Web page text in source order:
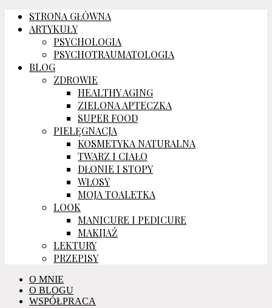
STRONA GŁÓWNA
ARTYKUŁY
PSYCHOLOGIA
PSYCHOTRAUMATOLOGIA
BLOG
ZDROWIE
HEALTHY AGING
ZIELONA APTECZKA
SUPER FOOD
PIELĘGNACJA
KOSMETYKA NATURALNA
TWARZ I CIAŁO
DŁONIE I STOPY
WŁOSY
MOJA TOALETKA
LOOK
MANICURE I PEDICURE
MAKIJAŻ
LEKTURY
PRZEPISY
O MNIE
O BLOGU
WSPÓŁPRACA